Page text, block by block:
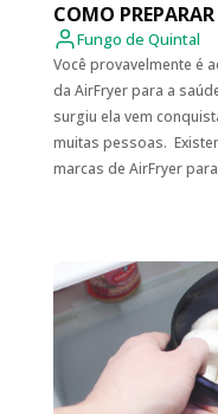
COMO
Fungo de Quintal
Você provavelmente é
da AirFryer para a
surgiu ela vem
muitas pessoas.
marcas de AirFryer